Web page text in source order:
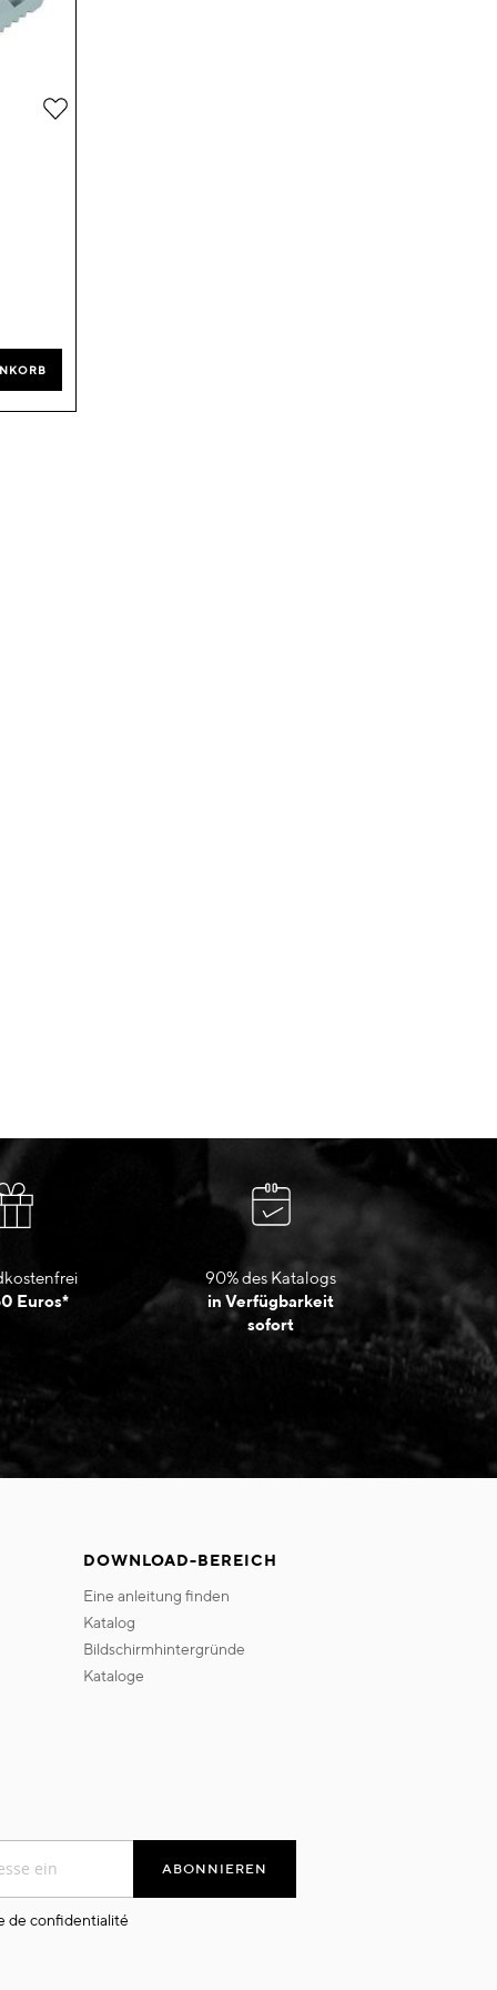
Zur
Euros*
90% des Katalogs
in Verfügbarkeit
sofort
DOWNLOAD-BEREICH
eine anleitung finden
katalog
bildschirmhintergründe
kataloge
ABONNIEREN
de confidentialité